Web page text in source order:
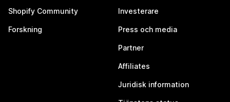
Shopify Community
Forskning
Investerare
Press och media
Partner
Affiliates
Juridisk information